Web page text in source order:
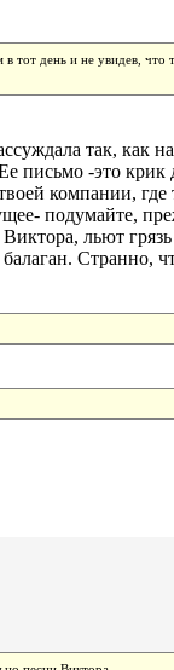
тот день и не увидев, что
так, как
письмо -это
компании,
подумайте,
льют
Странно,